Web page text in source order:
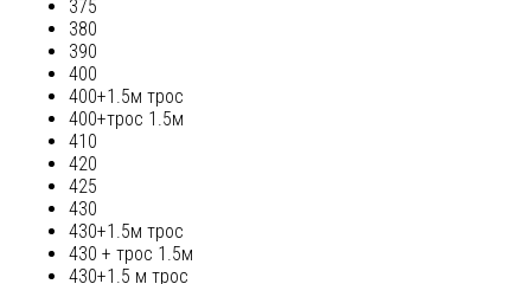
375
380
390
400
400+1.5м трос
400+трос 1.5м
410
420
425
430
430+1.5м трос
430 + трос 1.5м
430+1.5 м трос